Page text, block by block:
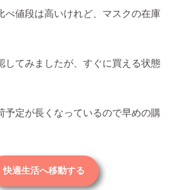
べ値段は高いけれど、マスクの在庫
してみましたが、すぐに買える状態
予定が長くなっているので早めの購
快適生活へ移動する